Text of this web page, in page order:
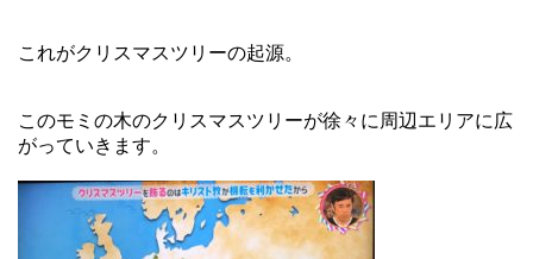
これがクリスマスツリーの起源。
このモミの木のクリスマスツリーが徐々に周辺エリアに広
がっていきます。